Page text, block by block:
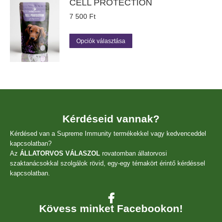
van.
a
termékoldalon
CELL PROTECTION
7 500 Ft
Opciók választása
a
van.
a
választhatók
Kérdéseid vannak?
Kérdésed van a Supreme Immunity termékekkel vagy kedvenceddel
kapcsolatban?
Az ÁLLATORVOS VÁLASZOL rovatomban állatorvosi
szaktanácsokkal szolgálok rövid, egy-egy témakört érintő kérdéssel
kapcsolatban.
Kövess minket Facebookon!